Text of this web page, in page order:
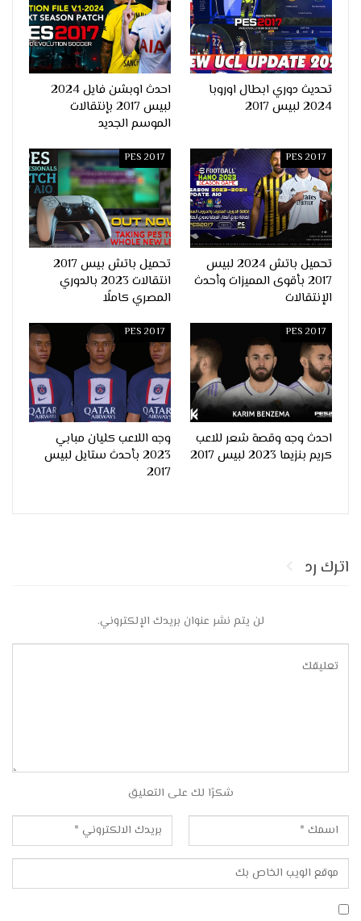
تحديث دوري ابطال اوروبا
2024 لبيس 2017
احدث اوبشن فايل 2024
لبيس 2017 بإنتقالات
الموسم الجديد
PES 2017
تحميل باتش 2024 لبيس
2017 بأقوى المميزات وأحدث
الإنتقالات
PES 2017
تحميل باتش بيس 2017
انتقالات 2023 بالدوري
المصري كاملًا
PES 2017
احدث وجه وقصة شعر للاعب
كريم بنزيما 2023 لبيس 2017
PES 2017
وجه اللاعب كليان مبابي
2023 بأحدث ستايل لبيس
2017
اترك رد
لن يتم نشر عنوان بريدك الإلكتروني.
شكرًا لك على التعليق